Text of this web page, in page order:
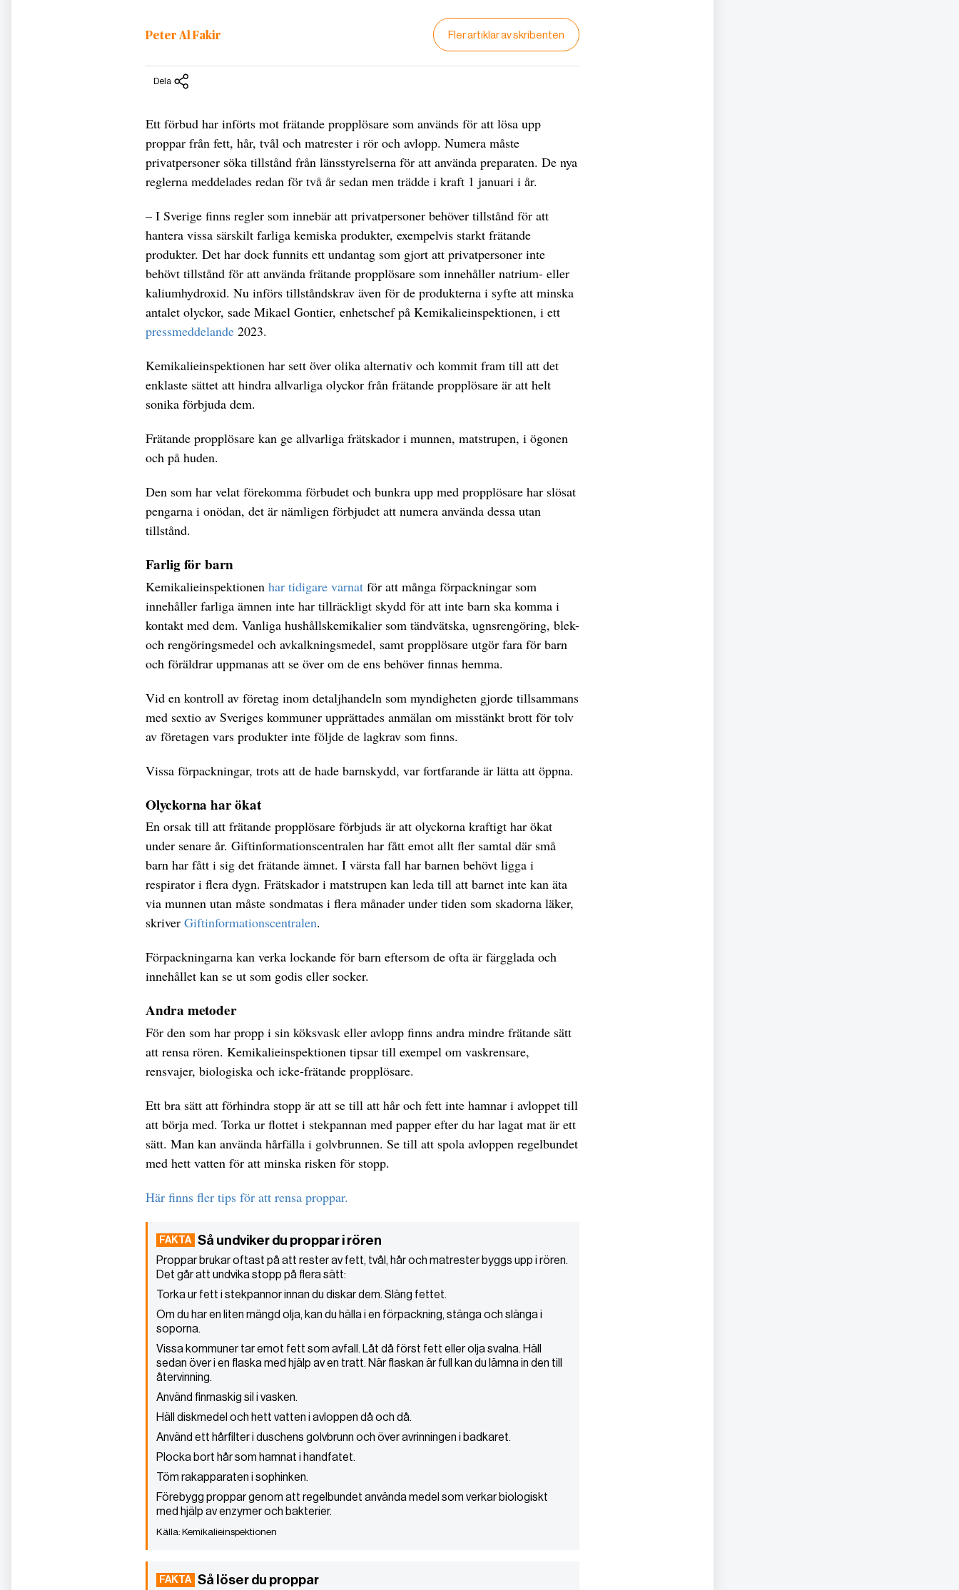
Peter Al Fakir Fler artiklar av skribenten
Dela
Ett förbud har införts mot frätande propplösare som används för att lösa upp
proppar från fett, hår, tvål och matrester i rör och avlopp. Numera måste
privatpersoner söka tillstånd från länsstyrelserna för att använda preparaten. De nya
reglerna meddelades redan för två år sedan men trädde i kraft 1 januari i år.
– I Sverige finns regler som innebär att privatpersoner behöver tillstånd för att
hantera vissa särskilt farliga kemiska produkter, exempelvis starkt frätande
produkter. Det har dock funnits ett undantag som gjort att privatpersoner inte
behövt tillstånd för att använda frätande propplösare som innehåller natrium- eller
kaliumhydroxid. Nu införs tillståndskrav även för de produkterna i syfte att minska
antalet olyckor, sade Mikael Gontier, enhetschef på Kemikalieinspektionen, i ett
pressmeddelande 2023.
Kemikalieinspektionen har sett över olika alternativ och kommit fram till att det
enklaste sättet att hindra allvarliga olyckor från frätande propplösare är att helt
sonika förbjuda dem.
Frätande propplösare kan ge allvarliga frätskador i munnen, matstrupen, i ögonen
och på huden.
Den som har velat förekomma förbudet och bunkra upp med propplösare har slösat
pengarna i onödan, det är nämligen förbjudet att numera använda dessa utan
tillstånd.
Farlig för barn
Kemikalieinspektionen har tidigare varnat för att många förpackningar som
innehåller farliga ämnen inte har tillräckligt skydd för att inte barn ska komma i
kontakt med dem. Vanliga hushållskemikalier som tändvätska, ugnsrengöring, blek-
och rengöringsmedel och avkalkningsmedel, samt propplösare utgör fara för barn
och föräldrar uppmanas att se över om de ens behöver finnas hemma.
Vid en kontroll av företag inom detaljhandeln som myndigheten gjorde tillsammans
med sextio av Sveriges kommuner upprättades anmälan om misstänkt brott för tolv
av företagen vars produkter inte följde de lagkrav som finns.
Vissa förpackningar, trots att de hade barnskydd, var fortfarande är lätta att öppna.
Olyckorna har ökat
En orsak till att frätande propplösare förbjuds är att olyckorna kraftigt har ökat
under senare år. Giftinformationscentralen har fått emot allt fler samtal där små
barn har fått i sig det frätande ämnet. I värsta fall har barnen behövt ligga i
respirator i flera dygn. Frätskador i matstrupen kan leda till att barnet inte kan äta
via munnen utan måste sondmatas i flera månader under tiden som skadorna läker,
skriver Giftinformationscentralen.
Förpackningarna kan verka lockande för barn eftersom de ofta är färgglada och
innehållet kan se ut som godis eller socker.
Andra metoder
För den som har propp i sin köksvask eller avlopp finns andra mindre frätande sätt
att rensa rören. Kemikalieinspektionen tipsar till exempel om vaskrensare,
rensvajer, biologiska och icke-frätande propplösare.
Ett bra sätt att förhindra stopp är att se till att hår och fett inte hamnar i avloppet till
att börja med. Torka ur flottet i stekpannan med papper efter du har lagat mat är ett
sätt. Man kan använda hårfälla i golvbrunnen. Se till att spola avloppen regelbundet
med hett vatten för att minska risken för stopp.
Här finns fler tips för att rensa proppar.
Så undviker du proppar i rören
Proppar brukar oftast på att rester av fett, tvål, hår och matrester byggs upp i rören.
Det går att undvika stopp på flera sätt:
Torka ur fett i stekpannor innan du diskar dem. Släng fettet.
Om du har en liten mängd olja, kan du hälla i en förpackning, stänga och slänga i
soporna.
Vissa kommuner tar emot fett som avfall. Låt då först fett eller olja svalna. Häll
sedan över i en flaska med hjälp av en tratt. När flaskan är full kan du lämna in den till
återvinning.
Använd finmaskig sil i vasken.
Häll diskmedel och hett vatten i avloppen då och då.
Använd ett hårfilter i duschens golvbrunn och över avrinningen i badkaret.
Plocka bort hår som hamnat i handfatet.
Töm rakapparaten i sophinken.
Förebygg proppar genom att regelbundet använda medel som verkar biologiskt
med hjälp av enzymer och bakterier.
Kemikalieinspektionen
Så löser du proppar